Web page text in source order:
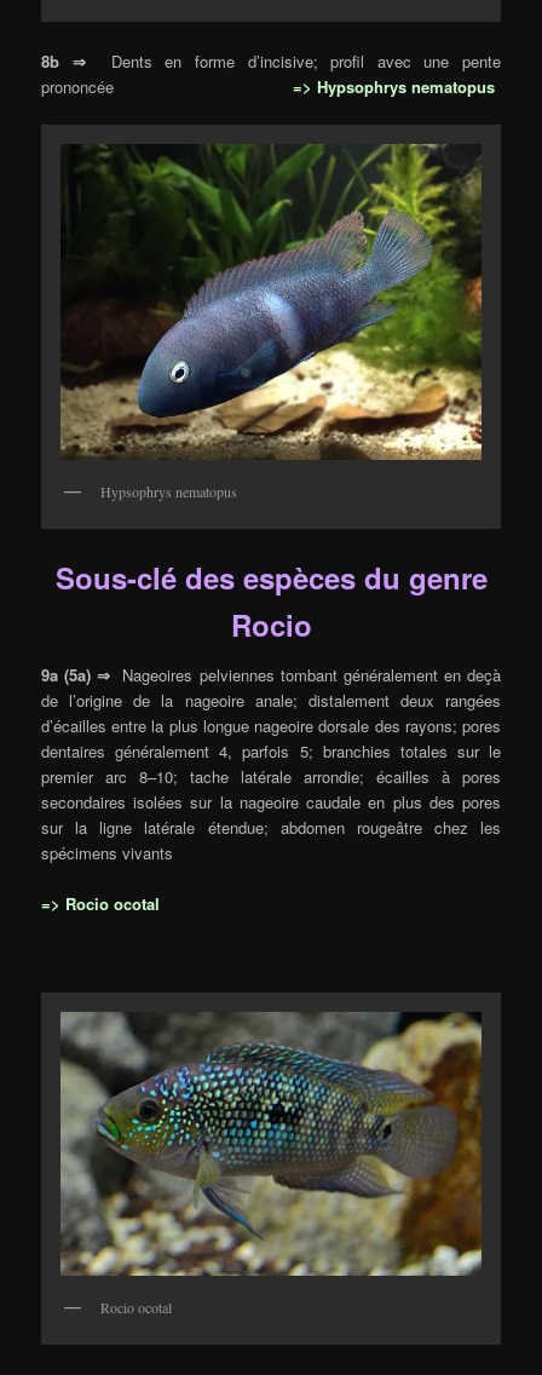
8b ⇒Dents en forme d’incisive; profil avec une pente
prononcée
=> Hypsophrys nematopus
Hypsophrys nematopus
Sous-clé des espèces du genre
Rocio
9a (5a) ⇒ Nageoires pelviennes tombant généralement en deçà
de l’origine de la nageoire anale; distalement deux rangées
d’écailles entre la plus longue nageoire dorsale des rayons; pores
dentaires généralement 4, parfois 5; branchies totales sur le
premier arc 8–10; tache latérale arrondie; écailles à pores
secondaires isolées sur la nageoire caudale en plus des pores
sur la ligne latérale étendue; abdomen rougeâtre chez les
spécimens vivants
=> Rocio ocotal
Rocio ocotal